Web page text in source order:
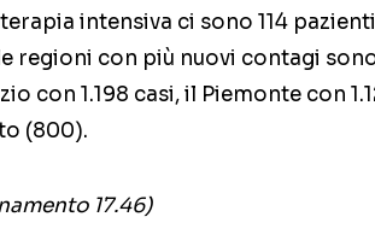
intensiva ci sono 114
regioni con più nuovi contagi
con 1.198 casi, il Piemonte con
(800).
17.46)